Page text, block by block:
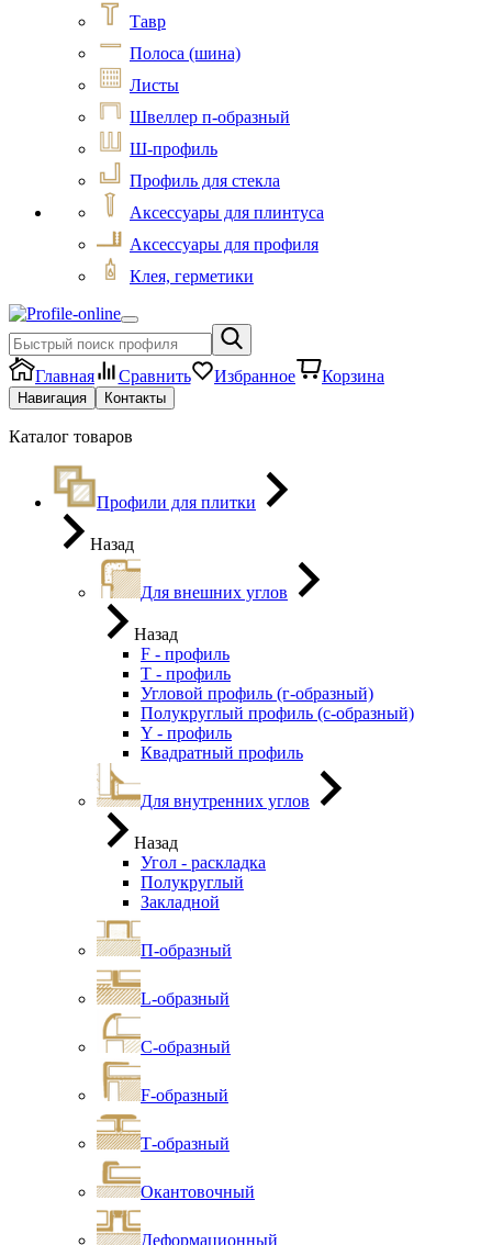
Тавр
Полоса (шина)
Листы
Швеллер п-образный
Ш-профиль
Профиль для стекла
Аксессуары для плинтуса
Аксессуары для профиля
Клея, герметики
Главная Сравнить Избранное Корзина
Навигация Контакты
Каталог товаров
Профили для плитки
Назад
Для внешних углов
Назад
F - профиль
Т - профиль
Угловой профиль (г-образный)
Полукруглый профиль (с-образный)
Y - профиль
Квадратный профиль
Для внутренних углов
Назад
Угол - раскладка
Полукруглый
Закладной
П-образный
L-образный
С-образный
F-образный
Т-образный
Окантовочный
Деформационный